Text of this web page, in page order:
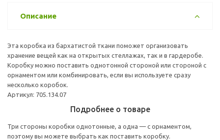
Описание
Эта коробка из бархатистой ткани поможет организовать
хранение вещей как на открытых стеллажах, так и в гардеробе.
Коробку можно поставить однотонной стороной или стороной с
орнаментом или комбинировать, если вы используете сразу
несколько коробок.
Артикул: 705.134.07
Подробнее о товаре
Три стороны коробки однотонные, а одна — с орнаментом,
поэтому вы можете выбрать как поставить коробку.